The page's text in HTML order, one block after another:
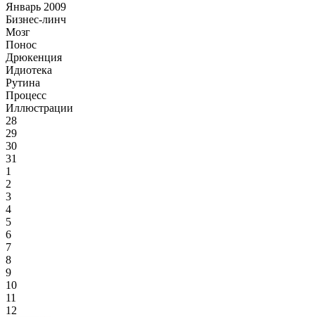
Январь 2009
Бизнес-линч
Мозг
Понос
Дрюкенция
Идиотека
Рутина
Процесс
Иллюстрации
28
29
30
31
1
2
3
4
5
6
7
8
9
10
11
12